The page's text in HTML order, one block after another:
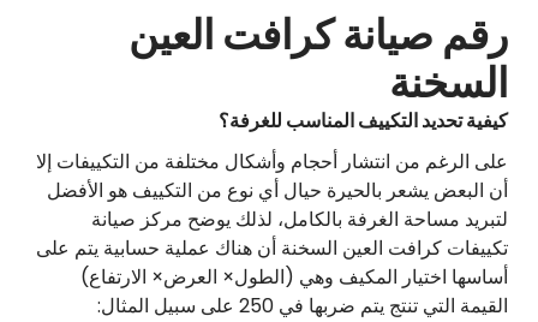
رقم صيانة كرافت العين
السخنة
كيفية تحديد التكييف المناسب للغرفة؟
على الرغم من انتشار أحجام وأشكال مختلفة من التكييفات إلا
أن البعض يشعر بالحيرة حيال أي نوع من التكييف هو الأفضل
لتبريد مساحة الغرفة بالكامل، لذلك يوضح مركز صيانة
تكييفات كرافت العين السخنة أن هناك عملية حسابية يتم على
أساسها اختيار المكيف وهي (الطول× العرض× الارتفاع)
القيمة التي تنتج يتم ضربها في 250 على سبيل المثال: